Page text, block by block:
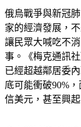
家的經濟發展，
讓民眾大喊吃不
事。《梅克通訊
已經超越鄰居委
底可能衝破90%
信美元，甚至興